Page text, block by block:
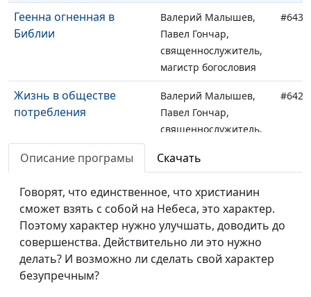
Геенна огненная в
Библии
Валерий Малышев,
Павел Гончар,
священнослужитель,
магистр богословия
#643
Жизнь в обществе
потребления
Валерий Малышев,
Павел Гончар,
священнослужитель,
#642
Священное Писание
Валерий Малышев,
Павел Гончар,
священнослужитель,
магистр богословия
#641
Открыта ли нам вся
истина о Боге?
Валерий Малышев,
Павел Гончар,
Описание програмы Скачать
Говорят, что единственное, что христианин
сможет взять с собой на Небеса, это характер.
Поэтому характер нужно улучшать, доводить до
совершенства. Действительно ли это нужно
делать? И возможно ли сделать свой характер
безупречным?